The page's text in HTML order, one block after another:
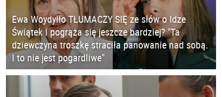
Ewa Woydyłło TŁUMACZY SIĘ ze słów o Idze
Świątek i pogrąża się jeszcze bardziej? "Ta
dziewczyna troszkę straciła panowanie nad sobą.
I to nie jest pogardliwe"